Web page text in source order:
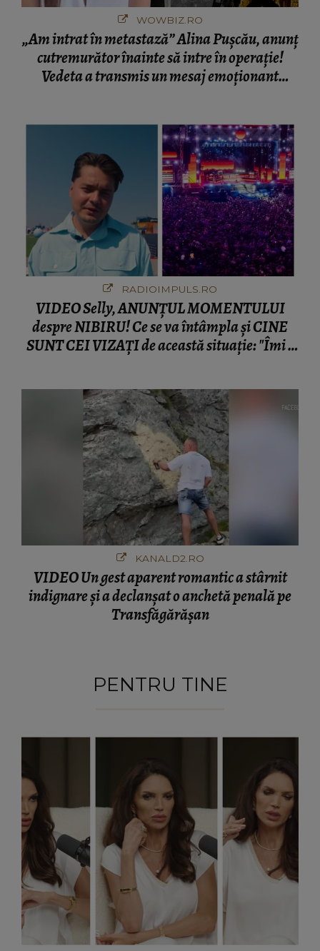
WOWBIZ.RO
„Am intrat în metastază” Alina Pușcău, anunț
cutremurător înainte să intre în operație!
Vedeta a transmis un mesaj emoționant
RADIOIMPULS.RO
VIDEO Selly, ANUNȚUL MOMENTULUI
despre NIBIRU! Ce se va întâmpla și CINE
SUNT CEI VIZAȚI de această situație: "Îmi e
KANALD2.RO
VIDEO Un gest aparent romantic a stârnit
indignare și a declanșat o anchetă penală pe
Transfăgărășan
PENTRU TINE